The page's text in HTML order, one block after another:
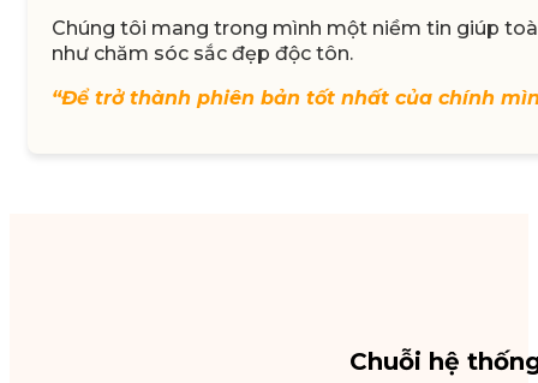
Chúng tôi mang trong mình một niềm tin giúp
như chăm sóc sắc đẹp độc tôn.
“Để trở thành phiên bản tốt nhất của chính
Chuỗi hệ